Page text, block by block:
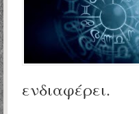
ενδιαφέρει.